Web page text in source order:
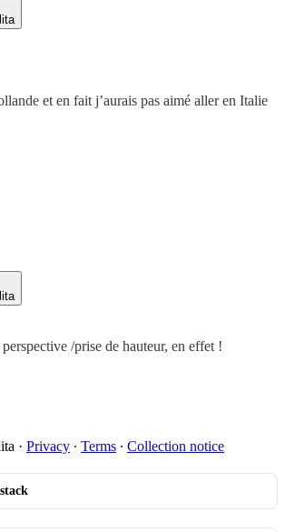
et en fait j’aurais pas aimé aller en Italie
/prise de hauteur, en effet !
· Privacy ∙ Terms ∙ Collection notice